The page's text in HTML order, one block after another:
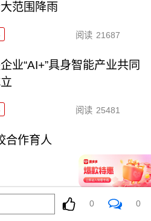
范围降雨
阅读 21687
业“AI+”具身智能产业共同
阅读 25481
合作育人
0 0